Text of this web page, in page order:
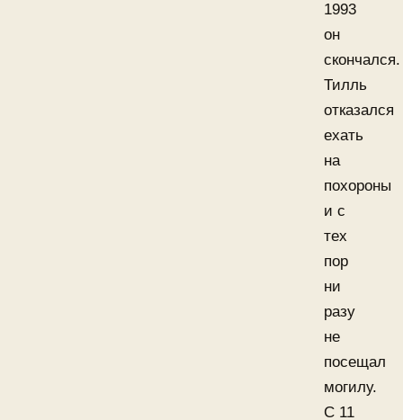
1993
он
скончался.
Тилль
отказался
ехать
на
похороны
и с
тех
пор
ни
разу
не
посещал
могилу.
С 11